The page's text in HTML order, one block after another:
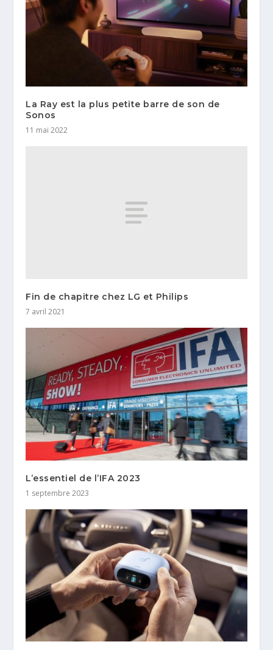
La Ray est la plus petite barre de son de
Sonos
11 mai 2022
Fin de chapitre chez LG et Philips
7 avril 2021
L’essentiel de l’IFA 2023
1 septembre 2023